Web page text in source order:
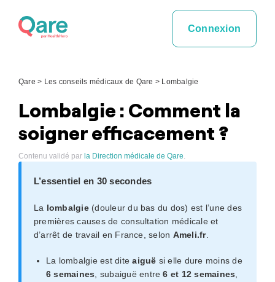
Connexion
Qare > Les conseils médicaux de Qare > Lombalgie
Lombalgie : Comment la
soigner efficacement ?
Contenu validé par la Direction médicale de Qare.
L’essentiel en 30 secondes
La lombalgie(douleur du bas du dos) est l’une des
premières causes de consultation médicale et
d’arrêt de travail en France, selon Ameli.fr.
La lombalgie est diteaiguë si elle dure moins de
6 semaines , subaiguë entre6 et 12 semaines